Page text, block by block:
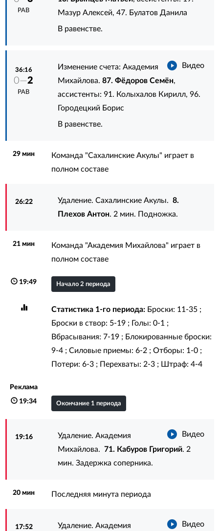
РАВ
Мазур Алексей,47. Булатов Данила
В равенстве.
36:16
0—2
РАВ
Видео
Изменение счета: Академия
Михайлова.87. Фёдоров Семён,
ассистенты:91. Колыхалов Кирилл,96.
Городецкий Борис
В равенстве.
29 мин
Команда "Сахалинские Акулы" играет в
полном составе
26:22 Удаление. Сахалинские Акулы.8.
Плехов Антон. 2 мин. Подножка.
21 мин
Команда "Академия Михайлова" играет в
полном составе
19:49 Начало 2 периода
Статистика 1-го периода:Броски: 11-35 ;
Броски в створ: 5-19 ; Голы: 0-1 ;
Вбрасывания: 7-19 ; Блокированные броски:
9-4 ; Силовые приемы: 6-2 ; Отборы: 1-0 ;
Потери: 6-3 ; Перехваты: 2-3 ; Штраф: 4-4
Реклама
19:34 Окончание 1 периода
19:16 Видео
Удаление. Академия
Михайлова.71. Кабуров Григорий. 2
мин. Задержка соперника.
20 мин Последняя минута периода
17:52 Видео
Удаление. Академия